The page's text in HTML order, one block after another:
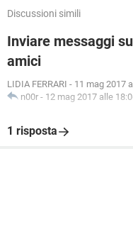
Discussioni simili
Inviare messaggi
amici
LIDIA FERRARI - 11 mag 2017
n00r - 12 mag 2017 alle
1 risposta